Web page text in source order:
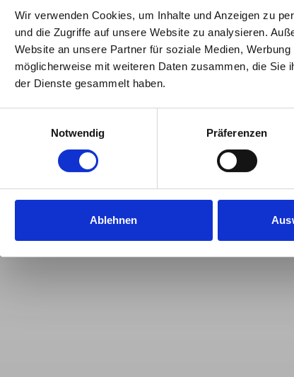
Wir verwenden Cookies, um Inhalte und Anzeigen zu
und die Zugriffe auf unsere Website zu analysieren.
Website an unsere Partner für soziale Medien,
möglicherweise mit weiteren Daten zusammen, die Sie
der Dienste gesammelt haben.
Notwendig
Präferenzen
Ablehnen